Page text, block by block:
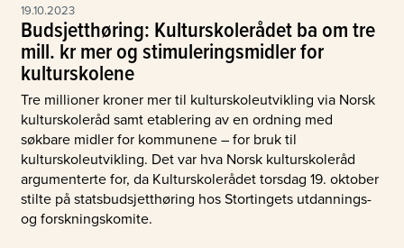
19.10.2023
Budsjetthøring: Kulturskolerådet ba om tre
mill. kr mer og stimuleringsmidler for
kulturskolene
Tre millioner kroner mer til kulturskoleutvikling via Norsk
kulturskoleråd samt etablering av en ordning med
søkbare midler for kommunene – for bruk til
kulturskoleutvikling. Det var hva Norsk kulturskoleråd
argumenterte for, da Kulturskolerådet torsdag 19. oktober
stilte på statsbudsjetthøring hos Stortingets utdannings-
og forskningskomite.